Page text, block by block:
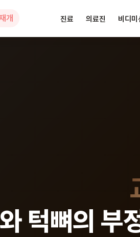
개 진료 의료진 비디미
턱뼈의 부